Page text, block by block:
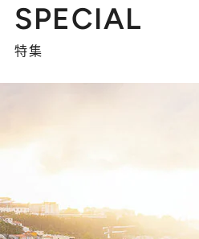
SPECIAL
特集